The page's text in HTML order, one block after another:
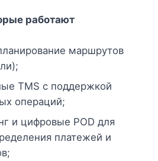
работают
маршрутов
TMS с поддержкой
операций;
и цифровые POD для
платежей и